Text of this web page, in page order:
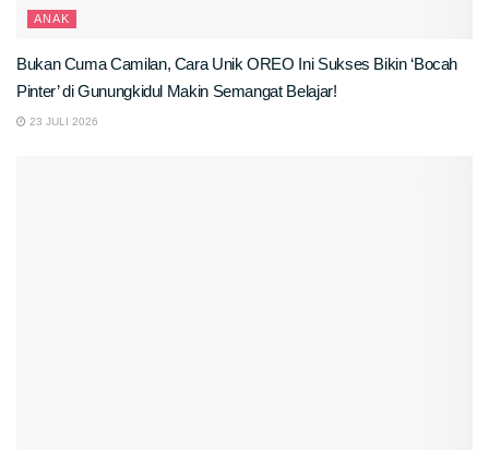
ANAK
Bukan Cuma Camilan, Cara Unik OREO Ini Sukses Bikin ‘Bocah
Pinter’ di Gunungkidul Makin Semangat Belajar!
23 JULI 2026